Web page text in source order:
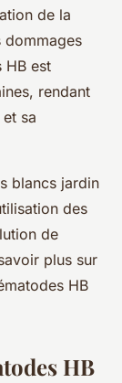
de la
dommages
HB est
rendant
sa
blancs jardin
des
de
plus sur
HB
HB